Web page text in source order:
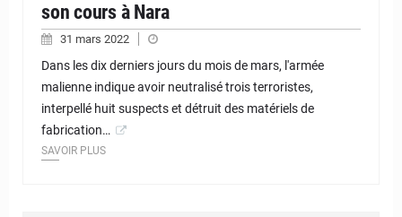
son cours à Nara
31 mars 2022
Dans les dix derniers jours du mois de mars, l'armée
malienne indique avoir neutralisé trois terroristes,
interpellé huit suspects et détruit des matériels de
fabrication…
SAVOIR PLUS